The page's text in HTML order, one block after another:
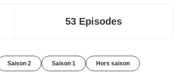
53 Episodes
Saison 2 Saison 1 Hors saison